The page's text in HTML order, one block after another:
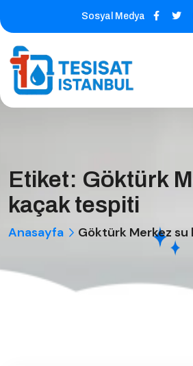
Sosyal Medya
Etiket: Göktürk
kaçak tespiti
Anasayfa Göktürk Merkez